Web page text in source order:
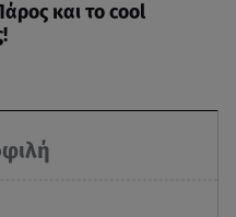
και το cool